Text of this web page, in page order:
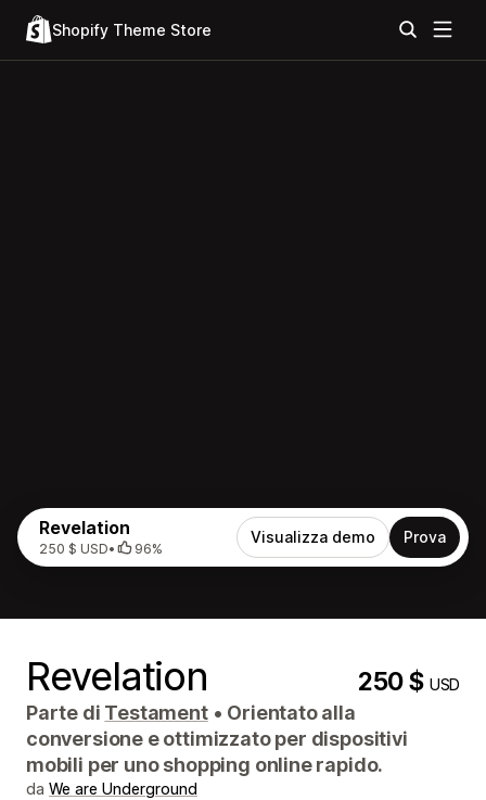
Shopify Theme Store
Revelation
250 $ USD• 96%
Visualizza demo Prova
Revelation 250 $USD
Parte di Testament • Orientato alla
conversione e ottimizzato per dispositivi
mobili per uno shopping online rapido.
da We are Underground